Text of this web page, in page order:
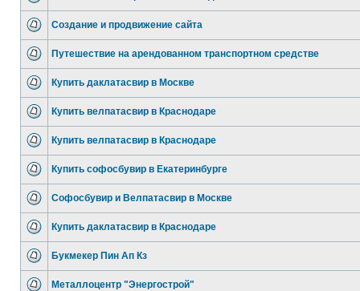
Создание и продвижение сайта
Путешествие на арендованном транспортном средстве
Купить даклатасвир в Москве
Купить велпатасвир в Краснодаре
Купить велпатасвир в Краснодаре
Купить софосбувир в Екатеринбурге
Софосбувир и Велпатасвир в Москве
Купить даклатасвир в Краснодаре
Букмекер Пин Ап Кз
Металлоцентр "Энергострой"